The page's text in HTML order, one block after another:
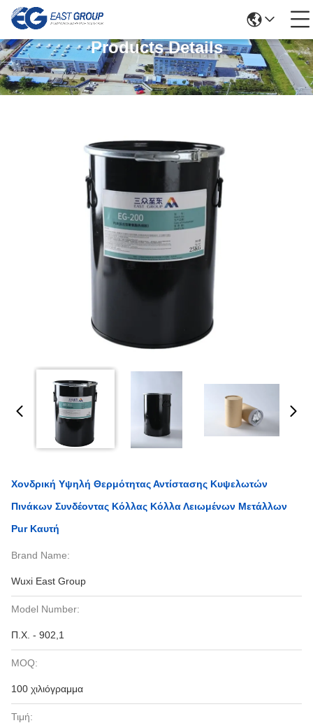
Products Details
Χονδρική Υψηλή Θερμότητας Αντίστασης Κυψελωτών
Πινάκων Συνδέοντας Κόλλας Κόλλα Λειωμένων Μετάλλων
Pur Καυτή
Brand Name:
Wuxi East Group
Model Number:
Π.Χ. - 902,1
MOQ:
100 χιλιόγραμμα
Τιμή: